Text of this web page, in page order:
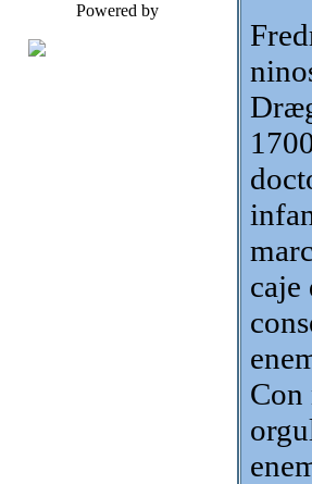
Powered by
caje
Con